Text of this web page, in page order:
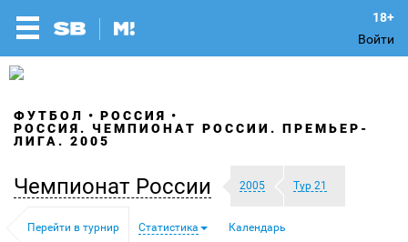
Войти
ФУТБОЛ
РОССИЯ
РОССИЯ. ЧЕМПИОНАТ РОССИИ. ПРЕМЬЕР-
ЛИГА. 2005
Чемпионат России 2005 Тур 21
Перейти в турнир Статистика Календарь